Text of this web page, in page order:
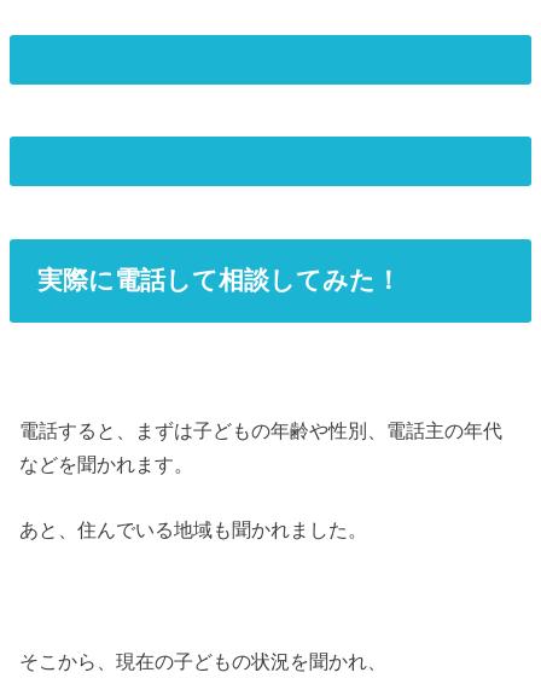
実際に電話して相談してみた！
電話すると、まずは子どもの年齢や性別、電話主の年代
などを聞かれます。
あと、住んでいる地域も聞かれました。
そこから、現在の子どもの状況を聞かれ、